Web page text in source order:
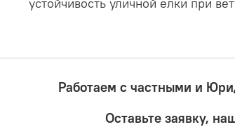
Работаем с частными и
Оставьте заявку,